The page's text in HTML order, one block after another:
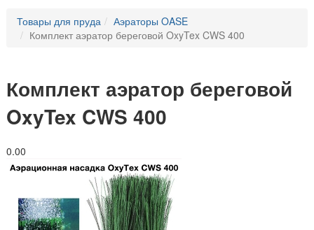
Товары для пруда
Аэраторы OASE
Комплект аэратор береговой OxyTex CWS 400
Комплект аэратор береговой
OxyTex CWS 400
0.00